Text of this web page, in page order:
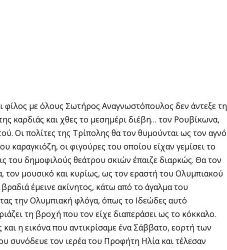
φίλος με όλους Σωτήρος Αναγνωστόπουλος δεν άντεξε τη
καρδιάς και χθες το μεσημέρι διέβη… τον Ρουβίκωνα,
Οι πολίτες της Τρίπολης θα τον θυμούνται ως τον αγνό
καραγκιόζη, οι φιγούρες του οποίου είχαν γεμίσει το
του δημοφιλούς θεάτρου σκιών έπαιζε διαρκώς. Θα τον
τον μουσικό και κυρίως, ως τον εραστή του Ολυμπιακού
έμεινε ακίνητος, κάτω από το άγαλμα του
την Ολυμπιακή φλόγα, όπως το Ιδεώδες αυτό
τη βροχή που τον είχε διαπεράσει ως το κόκκαλο.
η εικόνα που αντικρίσαμε ένα Σάββατο, εορτή των
συνόδευε τον ιερέα του Προφήτη Ηλία και τέλεσαν